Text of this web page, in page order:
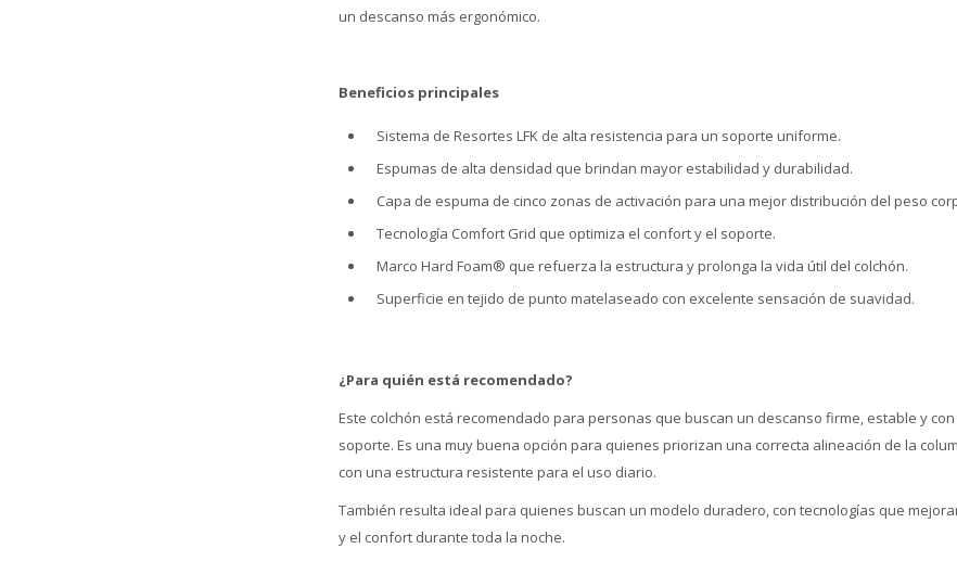
un descanso más ergonómico.
Beneficios principales
Sistema de Resortes LFK de alta resistencia para un soporte uniforme.
Espumas de alta densidad que brindan mayor estabilidad y durabilidad.
Capa de espuma de cinco zonas de activación para una mejor distribución del peso
Tecnología Comfort Grid que optimiza el confort y el soporte.
Marco Hard Foam® que refuerza la estructura y prolonga la vida útil del colchón.
Superficie en tejido de punto matelaseado con excelente sensación de suavidad.
¿Para quién está recomendado?
Este colchón está recomendado para personas que buscan un descanso firme, estable y
soporte. Es una muy buena opción para quienes priorizan una correcta alineación de la
con una estructura resistente para el uso diario.
También resulta ideal para quienes buscan un modelo duradero, con tecnologías que
y el confort durante toda la noche.